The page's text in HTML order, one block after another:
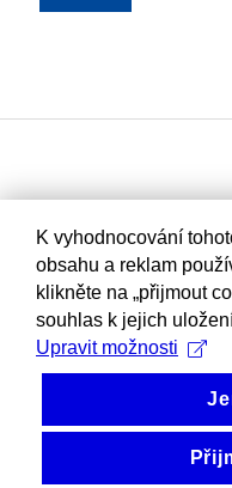
K vyhodnocování
obsahu a reklam
klikněte na „přijmout
souhlas k jejich
Upravit možnosti